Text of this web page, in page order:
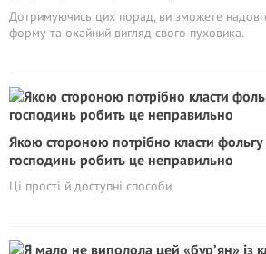
Дотримуючись цих порад, ви зможете
форму та охайний вигляд свого пуховика.
Якою стороною потрібно класти фольгу
господинь робить це неправильно
Ці прості й доступні способи